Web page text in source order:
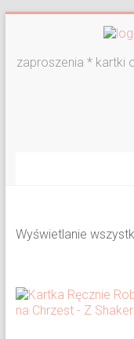
zaproszenia * kartki
Wyświetlanie